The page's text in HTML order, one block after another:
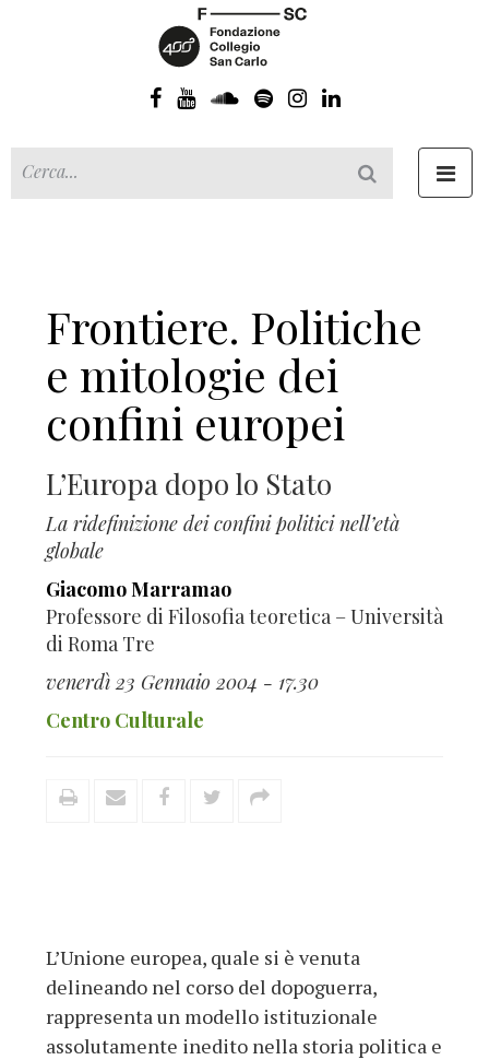
Frontiere. Politiche
e mitologie dei
confini europei
L’Europa dopo lo Stato
La ridefinizione dei confini politici nell’età
globale
Giacomo Marramao
Professore di Filosofia teoretica – Università
di Roma Tre
venerdì 23 Gennaio 2004 - 17.30
Centro Culturale
L’Unione europea, quale si è venuta
delineando nel corso del dopoguerra,
rappresenta un modello istituzionale
assolutamente inedito nella storia politica e